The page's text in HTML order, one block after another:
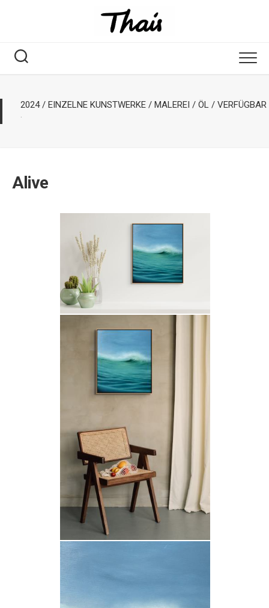
2024/ EINZELNE KUNSTWERKE / MALEREI / ÖL / VERFÜGBAR
·
Alive